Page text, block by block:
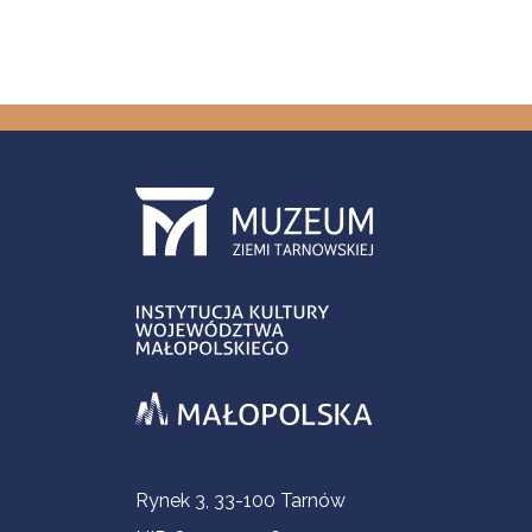
Informacje kontaktowe
Rynek 3, 33-100 Tarnów